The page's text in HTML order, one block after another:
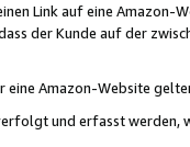
Link auf eine
der Kunde auf der
Amazon-Website
und erfasst werden,